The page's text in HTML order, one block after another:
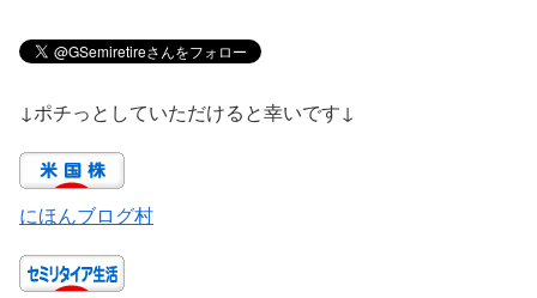
↓ポチっとしていただけると幸いです↓
にほんブログ村